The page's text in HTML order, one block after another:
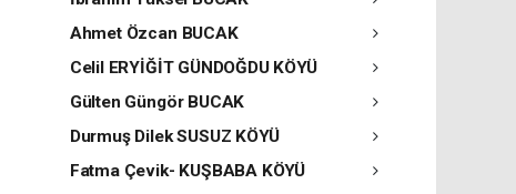
Ahmet Özcan BUCAK
Celil ERYİĞİT GÜNDOĞDU KÖYÜ
Gülten Güngör BUCAK
Durmuş Dilek SUSUZ KÖYÜ
Fatma Çevik- KUŞBABA KÖYÜ